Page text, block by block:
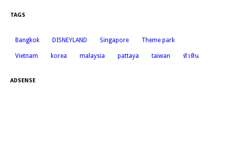
TAGS
Bangkok DISNEYLAND Singapore Theme park
Vietnam korea malaysia pattaya taiwan หัวหิน
ADSENSE